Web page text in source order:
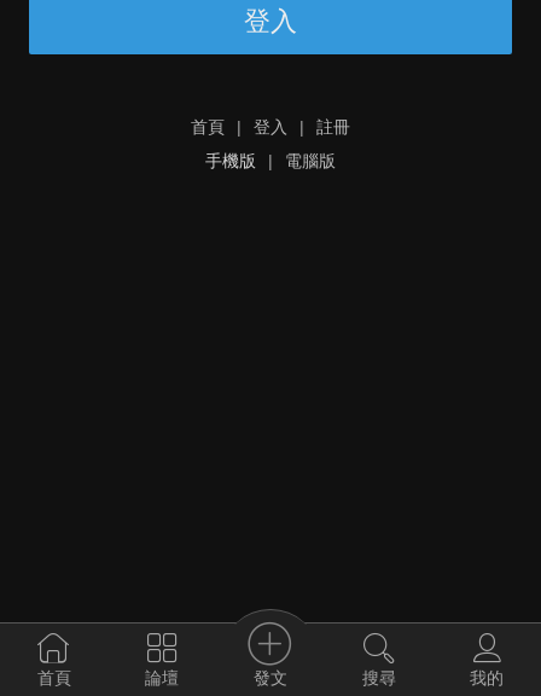
登入
首頁 | 登入 |
註冊
手機版
| 電腦版
首頁 論壇 發文 搜尋 我的